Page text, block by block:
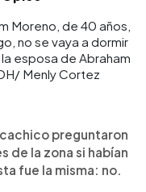
Moreno, de 40 años,
no se vaya a dormir
esposa de Abraham
Menly Cortez
preguntaron
de la zona si habían
fue la misma: no.